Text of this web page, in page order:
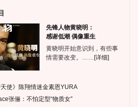
先锋人物黄晓明：
感谢低潮 偶像重生
黄晓明开始意识到，有些事
情需要改变。…… [详细]
天使》陈翔情迷金素恩YURA
张俪：不怕定型“物质女”